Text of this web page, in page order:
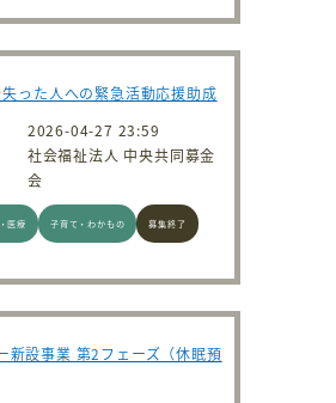
った人への緊急活動応援助成
2026-04-27 23:59
社会福祉法人 中央共同募金
会
医療 子育て・わかもの 募集終了
新設事業 第2フェーズ（休眠預